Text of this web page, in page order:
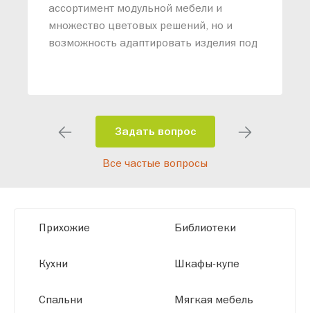
ассортимент модульной мебели и
множество цветовых решений, но и
возможность адаптировать изделия под
помещения и личные пожелания.
Благодаря современному
высокотехнологичному оборудованию
размерам.
Задать вопрос
Все частые вопросы
Прихожие
Кухни
Спальни
Библиотеки
Шкафы-купе
Мягкая мебель